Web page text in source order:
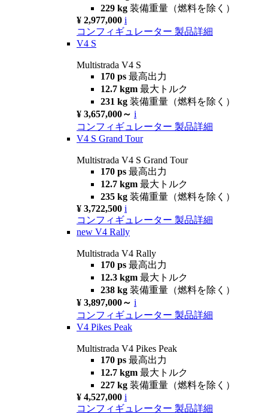
229 kg 装備重量（燃料を除く）
¥ 2,977,000 i
コンフィギュレーター 製品詳細
V4 S
Multistrada V4 S
170 ps 最高出力
12.7 kgm 最大トルク
231 kg 装備重量（燃料を除く）
¥ 3,657,000～ i
コンフィギュレーター 製品詳細
V4 S Grand Tour
Multistrada V4 S Grand Tour
170 ps 最高出力
12.7 kgm 最大トルク
235 kg 装備重量（燃料を除く）
¥ 3,722,500 i
コンフィギュレーター 製品詳細
new V4 Rally
Multistrada V4 Rally
170 ps 最高出力
12.3 kgm 最大トルク
238 kg 装備重量（燃料を除く）
¥ 3,897,000～ i
コンフィギュレーター 製品詳細
V4 Pikes Peak
Multistrada V4 Pikes Peak
170 ps 最高出力
12.7 kgm 最大トルク
227 kg 装備重量（燃料を除く）
¥ 4,527,000 i
コンフィギュレーター 製品詳細